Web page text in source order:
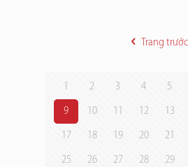
Trang trước
1 2 3 4 5
9 10 11 12 13
17 18 19 20 21
25 26 27 28 29